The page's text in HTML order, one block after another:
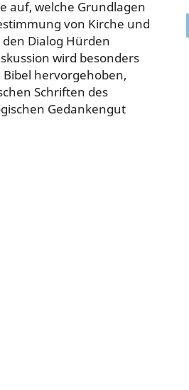
auf, welche Grundlagen
von Kirche und
Dialog Hürden
wird besonders
hervorgehoben,
Schriften des
Gedankengut